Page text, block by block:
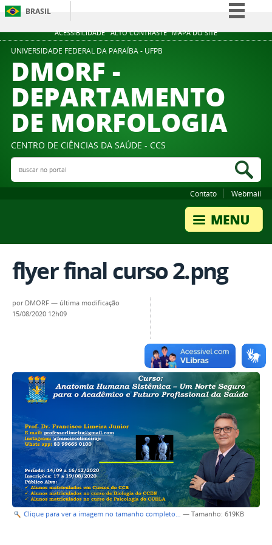
ACESSIBILIDADE ALTO CONTRASTE MAPA DO SITE
BRASIL
Simplifique!
Acesso à informação
Legislação
Canais
UNIVERSIDADE FEDERAL DA PARAÍBA - UFPB
DMORF -
DEPARTAMENTO
DE MORFOLOGIA
CENTRO DE CIÊNCIAS DA SAÚDE - CCS
Buscar no portal
Contato Webmail
flyer final curso 2.png
por DMORF — última modificação
15/08/2020 12h09
Clique para ver a imagem no tamanho completo… — Tamanho: 619KB